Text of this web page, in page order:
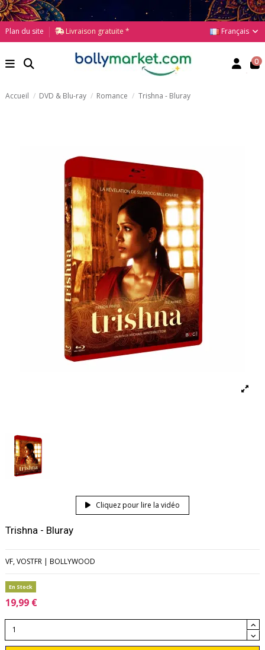
Plan du site Livraison gratuite * Français
0
Accueil DVD & Blu-ray Romance Trishna - Bluray
Cliquez pour lire la vidéo
Trishna - Bluray
VF, VOSTFR | BOLLYWOOD
En Stock
19,99 €